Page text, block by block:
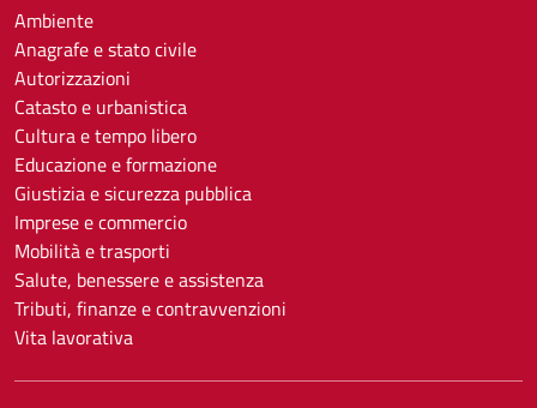
Ambiente
Anagrafe e stato civile
Autorizzazioni
Catasto e urbanistica
Cultura e tempo libero
Educazione e formazione
Giustizia e sicurezza pubblica
Imprese e commercio
Mobilità e trasporti
Salute, benessere e assistenza
Tributi, finanze e contravvenzioni
Vita lavorativa